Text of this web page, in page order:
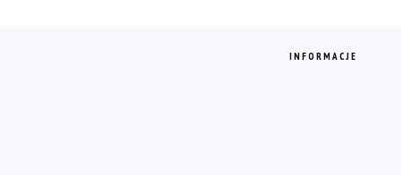
INFORMACJE